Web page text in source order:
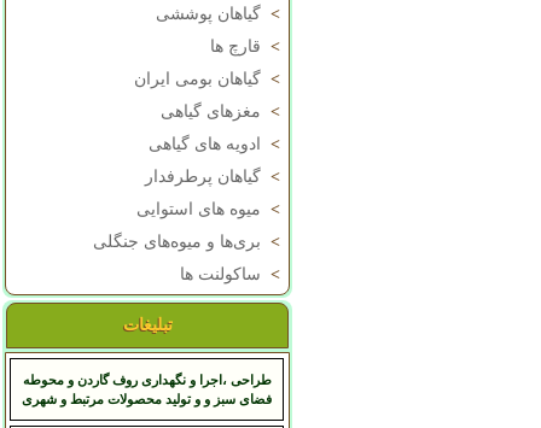
> گیاهان پوششی
> قارچ ها
> گیاهان بومی ایران
> مغزهای گیاهی
>
ادویه های گیاهی
> گیاهان پرطرفدار
> میوه های استوایی
> بری‌ها و میوه‌های جنگلی
> ساکولنت ها
تبلیغات
طراحی ،اجرا و نگهداری روف گاردن و محوطه
فضای سبز و و تولید محصولات مرتبط و شهری